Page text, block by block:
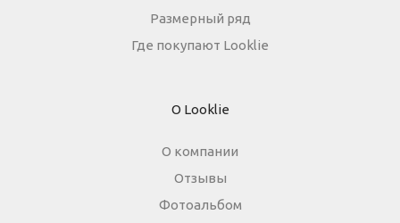
Размерный ряд
Где покупают Looklie
О Looklie
О компании
Отзывы
Фотоальбом